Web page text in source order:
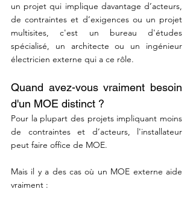
un projet qui implique davantage d’acteurs,
de contraintes et d’exigences ou un projet
multisites, c'est un bureau d'études
spécialisé, un architecte ou un ingénieur
électricien externe qui a ce rôle.
Quand avez-vous vraiment besoin
d'un MOE distinct ?
Pour la plupart des projets impliquant moins
de contraintes et d’acteurs, l'installateur
peut faire office de MOE.
Mais il y a des cas où un MOE externe aide
vraiment :